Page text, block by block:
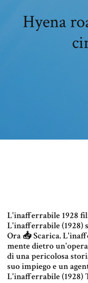
Hyena
L'inafferrabile 1928
L'inafferrabile (1928)
Ora 📥 Scarica.
mente dietro
di una pericolosa
suo impiego e un
L'inafferrabile (1928)